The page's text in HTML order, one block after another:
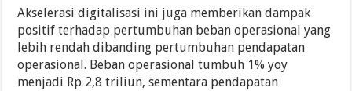
Akselerasi digitalisasi ini juga memberikan dampak
positif terhadap pertumbuhan beban operasional yang
lebih rendah dibanding pertumbuhan pendapatan
operasional. Beban operasional tumbuh 1% yoy
menjadi Rp 2,8 triliun, sementara pendapatan